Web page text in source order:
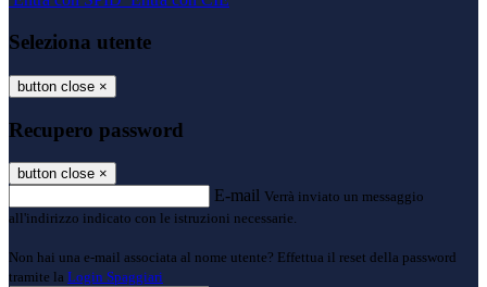
Seleziona utente
button close ×
Recupero password
button close ×
E-mail Verrà inviato un messaggio
all'indirizzo indicato con le istruzioni necessarie.
Non hai una e-mail associata al nome utente? Effettua il reset della password
tramite la Login Spaggiari